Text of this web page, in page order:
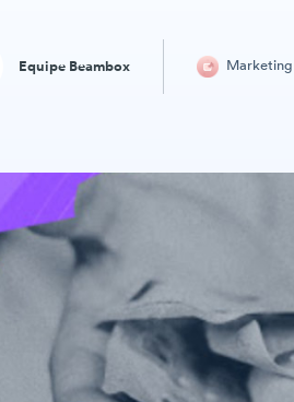
Equipe Beambox Marketing